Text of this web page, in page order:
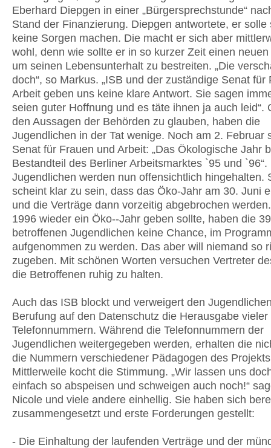
Eberhard Diepgen in einer „Bürgersprechstunde“
Stand der Finanzierung. Diepgen antwortete, er solle
keine Sorgen machen. Die macht er sich aber
wohl, denn wie sollte er in so kurzer Zeit einen
um seinen Lebensunterhalt zu bestreiten. „Die
doch“, so Markus. „ISB und der zuständige Senat für
Arbeit geben uns keine klare Antwort. Sie sagen
seien guter Hoffnung und es täte ihnen ja auch leid“.
den Aussagen der Behörden zu glauben, haben die
Jugendlichen in der Tat wenige. Noch am 2. Februar
Senat für Frauen und Arbeit: „Das Ökologische Jahr
Bestandteil des Berliner Arbeitsmarktes `95 und `96“.
Jugendlichen werden nun offensichtlich hingehalten.
scheint klar zu sein, dass das Öko-Jahr am 30. Juni
und die Verträge dann vorzeitig abgebrochen
1996 wieder ein Öko--Jahr geben sollte, haben die
betroffenen Jugendlichen keine Chance, im
aufgenommen zu werden. Das aber will niemand so
zugeben. Mit schönen Worten versuchen Vertreter
die Betroffenen ruhig zu halten.
Auch das ISB blockt und verweigert den
Berufung auf den Datenschutz die Herausgabe
Telefonnummern. Während die Telefonnummern der
Jugendlichen weitergegeben werden, erhalten die
die Nummern verschiedener Pädagogen des
Mittlerweile kocht die Stimmung. „Wir lassen uns
einfach so abspeisen und schweigen auch noch!“
Nicole und viele andere einhellig. Sie haben sich
zusammengesetzt und erste Forderungen gestellt:
- Die Einhaltung der laufenden Verträge und der